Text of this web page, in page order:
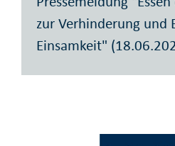
zur Verhinderung und
Einsamkeit"